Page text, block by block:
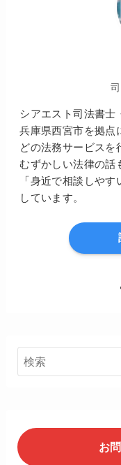
シアエスト司法書士
兵庫県西宮市を拠点
どの法務サービスを
むずかしい法律の話
「身近で相談しや
しています。
お